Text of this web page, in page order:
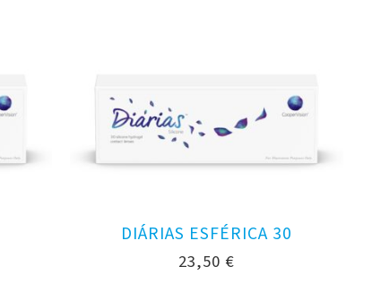
DIÁRIAS ESFÉRICA 30
23,50 €